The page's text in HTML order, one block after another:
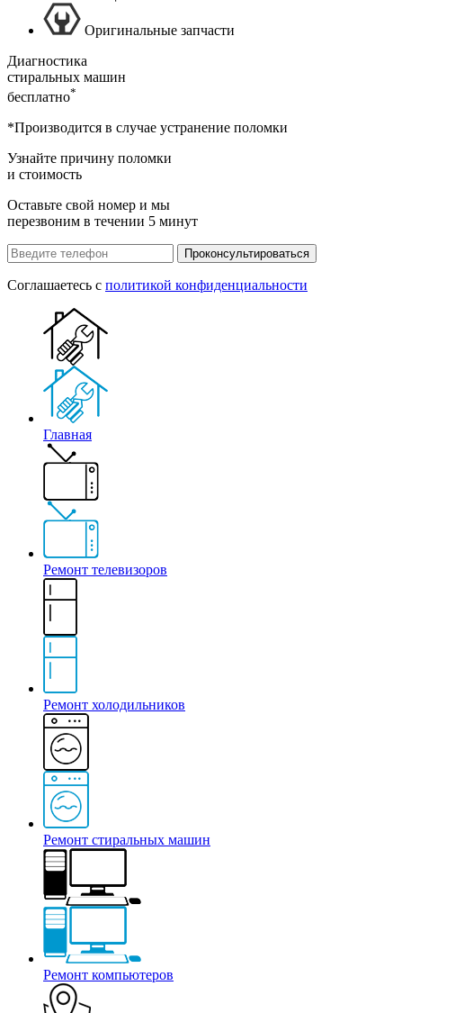
Оригинальные запчасти
Диагностика
стиральных машин
бесплатно*
*Производится в случае устранение поломки
Узнайте причину поломки
и стоимость
Оставьте свой номер и мы
перезвоним в течении 5 минут
Проконсультироваться
Соглашаетесь с политикой конфиденциальности
Главная
Ремонт телевизоров
Ремонт холодильников
Ремонт стиральных машин
Ремонт компьютеров